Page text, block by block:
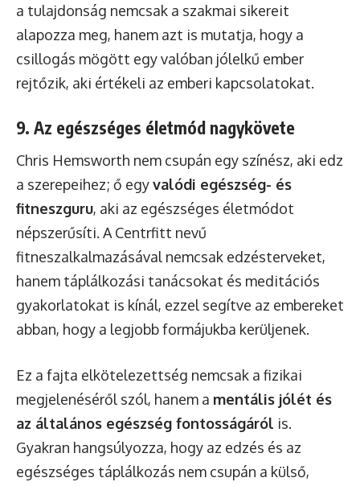
a tulajdonság nemcsak a szakmai sikereit
alapozza meg, hanem azt is mutatja, hogy a
csillogás mögött egy valóban jólelkű ember
rejtőzik, aki értékeli az emberi kapcsolatokat.
9. Az egészséges életmód nagykövete
Chris Hemsworth nem csupán egy színész, aki edz
a szerepeihez; ő egyvalódi egészség- és
fitneszguru, aki az egészséges életmódot
népszerűsíti. A Centrfitt nevű
fitneszalkalmazásával nemcsak edzésterveket,
hanem táplálkozási tanácsokat és meditációs
gyakorlatokat is kínál, ezzel segítve az embereket
abban, hogy a legjobb formájukba kerüljenek.
Ez a fajta elkötelezettség nemcsak a fizikai
megjelenéséről szól, hanem a mentális jólét és
az általános egészség fontosságáról is.
Gyakran hangsúlyozza, hogy az edzés és az
egészséges táplálkozás nem csupán a külső,